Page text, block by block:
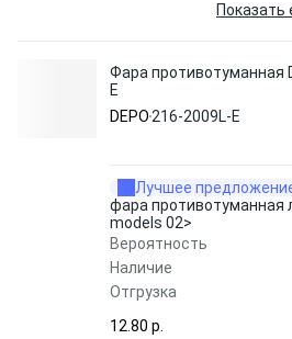
Фара противотуманная
E
DEPO 216-2009L-E
Лучшее
фара противотуманная
models 02>
Вероятность
Наличие
Отгрузка
12.80 p.